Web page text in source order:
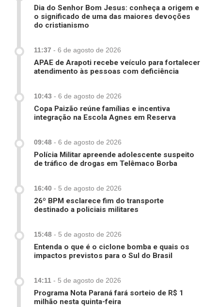
Dia do Senhor Bom Jesus: conheça a origem e
o significado de uma das maiores devoções
do cristianismo
11:37 - 6 de agosto de 2026
APAE de Arapoti recebe veículo para fortalecer
atendimento às pessoas com deficiência
10:43 - 6 de agosto de 2026
Copa Paizão reúne famílias e incentiva
integração na Escola Agnes em Reserva
09:48 - 6 de agosto de 2026
Polícia Militar apreende adolescente suspeito
de tráfico de drogas em Telêmaco Borba
16:40 - 5 de agosto de 2026
26º BPM esclarece fim do transporte
destinado a policiais militares
15:48 - 5 de agosto de 2026
Entenda o que é o ciclone bomba e quais os
impactos previstos para o Sul do Brasil
14:11 - 5 de agosto de 2026
Programa Nota Paraná fará sorteio de R$ 1
milhão nesta quinta-feira